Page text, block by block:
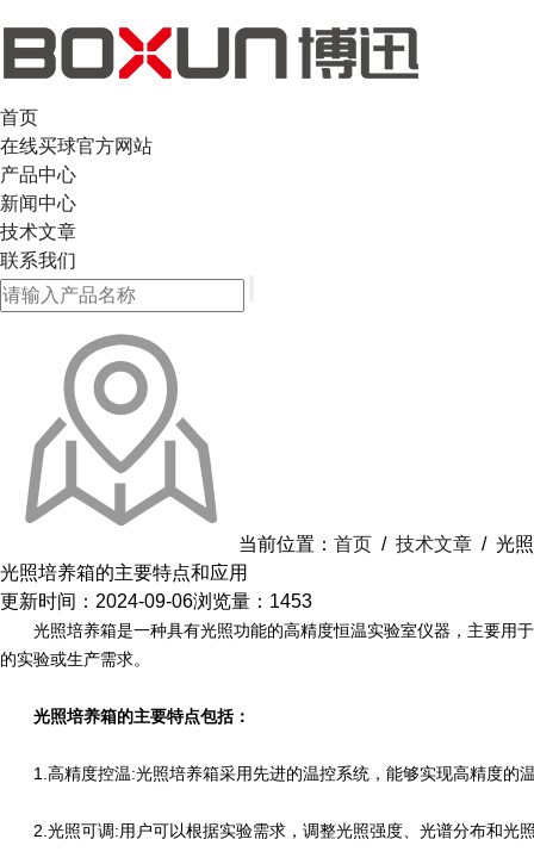
首页
在线买球官方网站
产品中心
新闻中心
技术文章
联系我们
当前位置： 首页 / 技术文章 / 光
光照培养箱的主要特点和应用
更新时间：2024-09-06浏览量：1453
光照培养箱是一种具有光照功能的高精度恒温实验室仪器，主要用于
的实验或生产需求。
光照培养箱的主要特点包括：
1.高精度控温:光照培养箱采用先进的温控系统，能够实现高精度的
2.光照可调:用户可以根据实验需求，调整光照强度、光谱分布和光